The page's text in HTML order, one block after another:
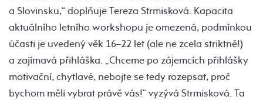
a Slovinsku,“ doplňuje Tereza Strmisková. Kapacita
aktuálního letního workshopu je omezená, podmínkou
účasti je uvedený věk 16–22 let (ale ne zcela striktně!)
a zajímavá přihláška. „Chceme po zájemcích přihlášky
motivační, chytlavé, nebojte se tedy rozepsat, proč
bychom měli vybrat právě vás!“ vyzývá Strmisková. Ta